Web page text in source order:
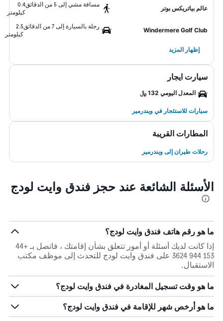
عالم بياتريكس بوتر
مسافة مشي إلى 5 من الدقائق
0.4
كيلومتر
Windermere Golf Club
رحلة بالسيارة إلى 7 من الدقائق
2.5
كيلومتر
إظهار المزيد
سيارت ايجار
المعدل اليومي 132 ﷼
سيارات للاستئجار في ويندرمير
المطارات القريبة
رحلات طيران إلى ويندرمير
الأسئلة الشائعة عند حجز فندق وايت لودج
ما هو رقم هاتف فندق وايت لودج؟
إذا كانت لديك أسئلة أو أمور تتعلق بشأن إقامتك ، فاتصل بـ +44
153 944 3624 على فندق وايت لودج للتحدث إلى موظف مكتب
الاستقبال.
ما هو وقت تسجيل المغادرة في فندق وايت لودج؟
ما هو أرخص شهر للإقامة في فندق وايت لودج؟